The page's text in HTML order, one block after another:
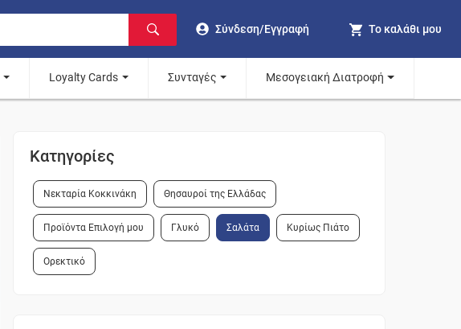
Σύνδεση/Εγγραφή Το καλάθι μου
Loyalty Cards Συνταγές Μεσογειακή Διατροφή
Κατηγορίες
Νεκταρία Κοκκινάκη Θησαυροί της Ελλάδας
Προϊόντα Επιλογή μου Γλυκό Σαλάτα Κυρίως Πιάτο
Ορεκτικό